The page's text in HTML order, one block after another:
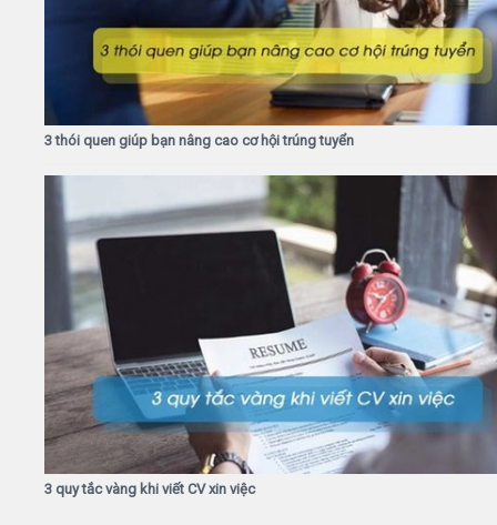
3 thói quen giúp bạn nâng cao cơ hội trúng tuyển
3 quy tắc vàng khi viết CV xin việc